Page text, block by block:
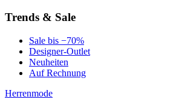
Trends & Sale
Sale bis −70%
Designer-Outlet
Neuheiten
Auf Rechnung
Herrenmode